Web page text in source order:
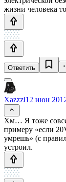
жизни человека
Ответить
Xazzzi12 июн
Хм… Я тоже
примеру «если
умрешь» (с
устроил.